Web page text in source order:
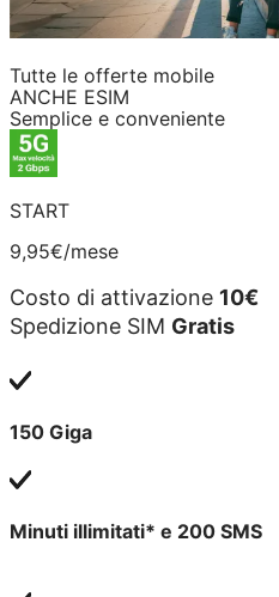
Tutte le offerte mobile
ANCHE ESIM
Semplice e conveniente
START
9,95€/mese
Costo di attivazione 10€
Spedizione SIM Gratis
150 Giga
Minuti illimitati* e 200 SMS